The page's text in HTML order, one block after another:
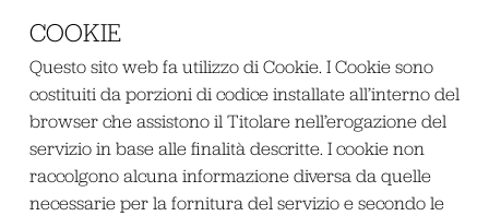
COOKIE
Questo sito web fa utilizzo di Cookie. I Cookie sono
costituiti da porzioni di codice installate all’interno del
browser che assistono il Titolare nell’erogazione del
servizio in base alle finalità descritte. I cookie non
raccolgono alcuna informazione diversa da quelle
necessarie per la fornitura del servizio e secondo le